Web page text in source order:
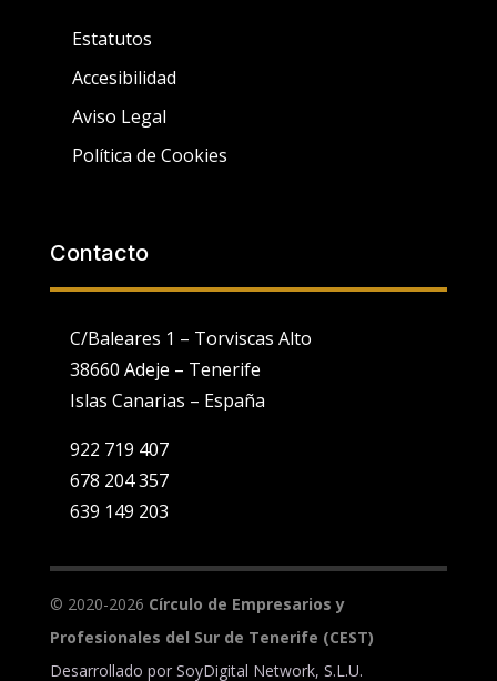
Estatutos
Accesibilidad
Aviso Legal
Política de Cookies
Contacto
C/Baleares 1 – Torviscas Alto
38660 Adeje – Tenerife
Islas Canarias – España
922 719 407
678 204 357
639 149 203
© 2020-2026 Círculo de Empresarios y
Profesionales del Sur de Tenerife (CEST)
Desarrollado por SoyDigital Network, S.L.U.
elaborado a partir de tus hábitos de navegación (por ejemplo,
rechazar la utilización de cookies indicándolo en el siguiente
selector:Configuración
Aceptar todo Rechazar todo Ajustes